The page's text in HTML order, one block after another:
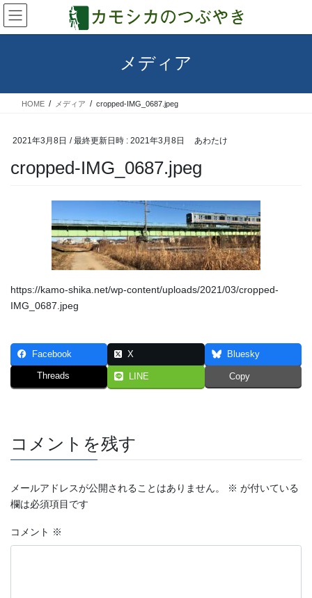
コ
ン
テ
ス
ナ
ビ
ゲ
ン
メディア
HOME メディア cropped-IMG_0687.jpeg
2021年3月8日 / 最終更新日時 : 2021年3月8日 あわたけ
cropped-IMG_0687.jpeg
https://kamo-shika.net/wp-content/uploads/2021/03/cropped-
IMG_0687.jpeg
Facebook X Bluesky
Threads LINE Copy
コメントを残す
メールアドレスが公開されることはありません。 ※ が付いている
欄は必須項目です
コメント ※